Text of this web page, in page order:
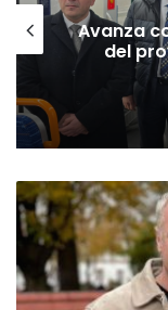
Avanza
del
E
v
ó
o
l